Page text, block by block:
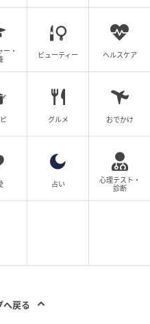
吊り下げ、取っ手付）
ー・
ビューティー ヘルスケア
グルメ おでかけ
占い
心理テスト・
診断
へ戻る